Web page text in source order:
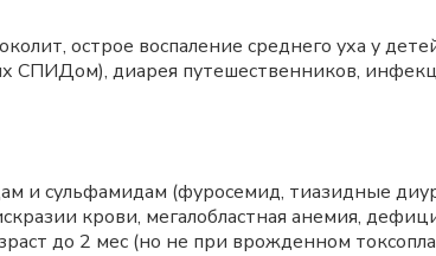
острое воспаление среднего уха у
СПИДом), диарея путешественников,
и сульфамидам (фуросемид, тиазидные
крови, мегалобластная анемия,
до 2 мес (но не при врожденном